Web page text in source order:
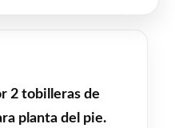
2 tobilleras de
planta del pie.